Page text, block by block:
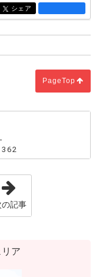
entry1375
シェア
PageTop
誰と過ごす？」
の記事
ア